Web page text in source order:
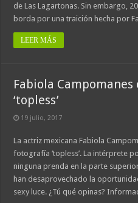
de Las Lagartonas. Sin embargo,
borda por una traición hecha por
LEER MÁS
Fabiola
‘topless’
19 julio, 2017
La actriz mexicana Fabiola
fotografía ‘topless’. La intérprete
ninguna prenda en la parte
han desaprovechado la
sexy luce. ¿Tú qué opinas?